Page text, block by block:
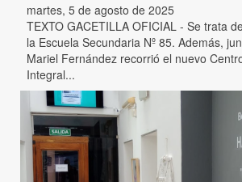
martes, 5 de agosto de 2025
TEXTO GACETILLA OFICIAL - Se trata
la Escuela Secundaria Nº 85. Además,
Mariel Fernández recorrió el nuevo
Integral...